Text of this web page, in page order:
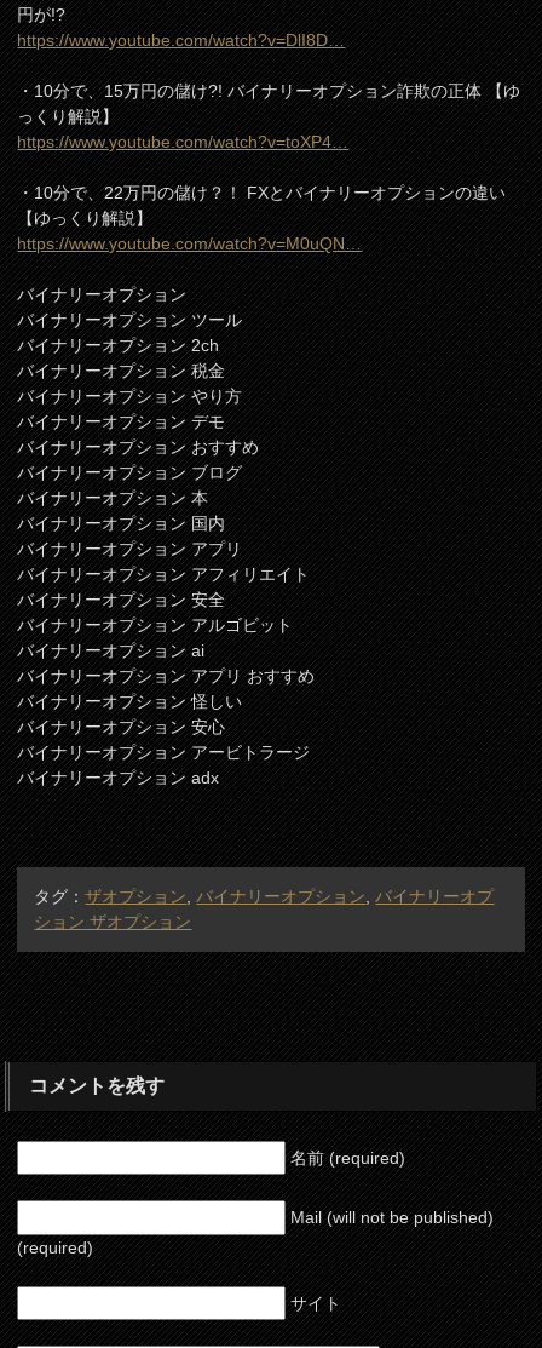
円が!?
https://www.youtube.com/watch?v=DlI8D…
・10分で、15万円の儲け?! バイナリーオプション詐欺の正体 【ゆ
っくり解説】
https://www.youtube.com/watch?v=toXP4…
・10分で、22万円の儲け？！ FXとバイナリーオプションの違い
【ゆっくり解説】
https://www.youtube.com/watch?v=M0uQN…
バイナリーオプション
バイナリーオプション ツール
バイナリーオプション 2ch
バイナリーオプション 税金
バイナリーオプション やり方
バイナリーオプション デモ
バイナリーオプション おすすめ
バイナリーオプション ブログ
バイナリーオプション 本
バイナリーオプション 国内
バイナリーオプション アプリ
バイナリーオプション アフィリエイト
バイナリーオプション 安全
バイナリーオプション アルゴビット
バイナリーオプション ai
バイナリーオプション アプリ おすすめ
バイナリーオプション 怪しい
バイナリーオプション 安心
バイナリーオプション アービトラージ
バイナリーオプション adx
タグ：ザオプション バイナリーオプション
バイナリーオプ
ション ザオプション
コメントを残す
名前 (required)
Mail (will not be published)
(required)
サイト